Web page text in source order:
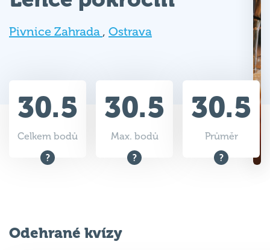
Pivnice Zahrada , Ostrava
30.5
Celkem bodů
30.5
Max. bodů
30.5
Průměr
Odehrané kvízy